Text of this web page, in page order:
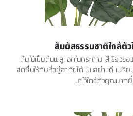
สัมผัสธรรมชาติใกล้ตั
ต้นไม้เป็นต้นพลูแฉกในกระถาง สีเขียวข
สดชื่นให้กับที่อยู่อาศัยได้เป็นอย่างดี เปรี
มาไว้ใกล้ตัวคุณมาก